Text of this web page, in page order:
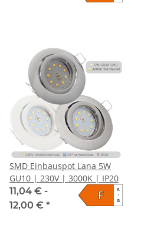
SMD Einbauspot Lana 5W
GU10 | 230V | 3000K | IP20
11,04 € -
12,00 € *
A
↑
G
F